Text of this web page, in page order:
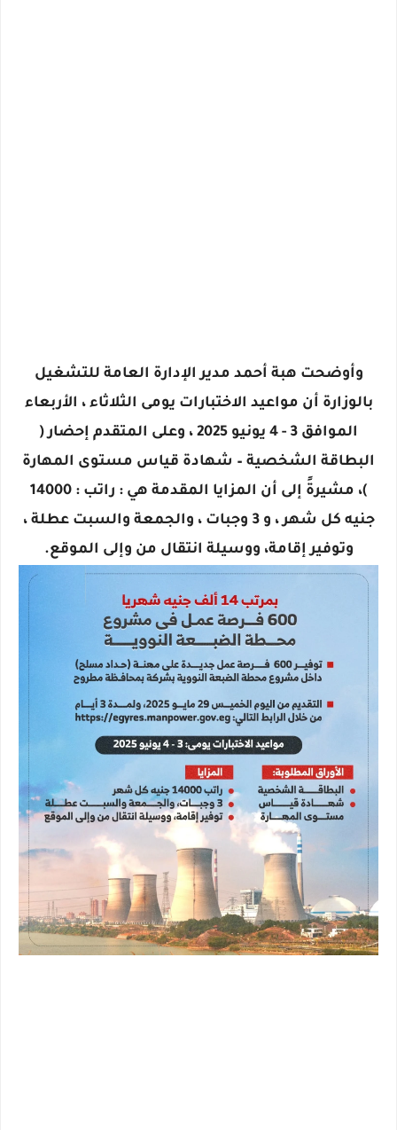
وأوضحت هبة أحمد مدير الإدارة العامة للتشغيل
بالوزارة أن مواعيد الاختبارات يومى الثلاثاء ، الأربعاء
الموافق 3 - 4 يونيو 2025 ، وعلى المتقدم إحضار (
البطاقة الشخصية – شهادة قياس مستوى المهارة
)، مشيرةً إلى أن المزايا المقدمة هي : راتب : 14000
جنيه كل شهر ، و 3 وجبات ، والجمعة والسبت عطلة ،
وتوفير إقامة، ووسيلة انتقال من وإلى الموقع.